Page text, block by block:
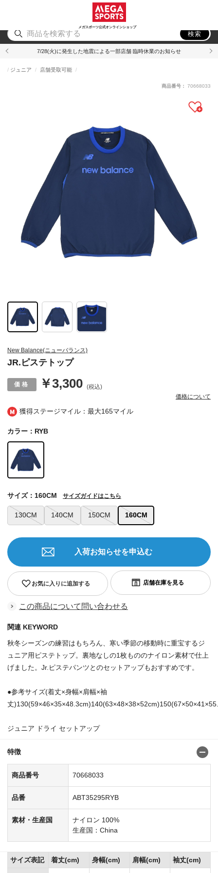
メガスポーツ公式オンラインショップ
アウトドア
検索
7/28(火)に発生した地震による一部店舗 臨時休業のお知らせ
獲得ステージマイル：最大165マイル
New Balance(ニューバランス)
JR.ピステトップ
ジュニア 店舗受取可能
￥3,300 (税込)
価格について
商品番号： 70668033
カラー：RYB
130CM 140CM 150CM 160CM
サイズ：160CM サイズガイドはこちら
お気に入りに追加する
入荷お知らせを申込む
この商品について問い合わせる
関連 KEYWORD
秋冬シーズンの練習はもちろん、寒い季節の移動時に重宝するジ
ュニア用ピステトップ。裏地なしの1枚もののナイロン素材で仕上
げました。Jr.ピステパンツとのセットアップもおすすめです。
●参考サイズ(着丈×身幅×肩幅×袖
丈
ジュニア ドライ セットアップ
特徴
商品番号 70668033
品番 ABT35295RYB
素材・生産国
ナイロン 100%
生産国：China
サイズ表記 着丈(cm) 身幅(cm) 肩幅(cm)
袖丈(cm)